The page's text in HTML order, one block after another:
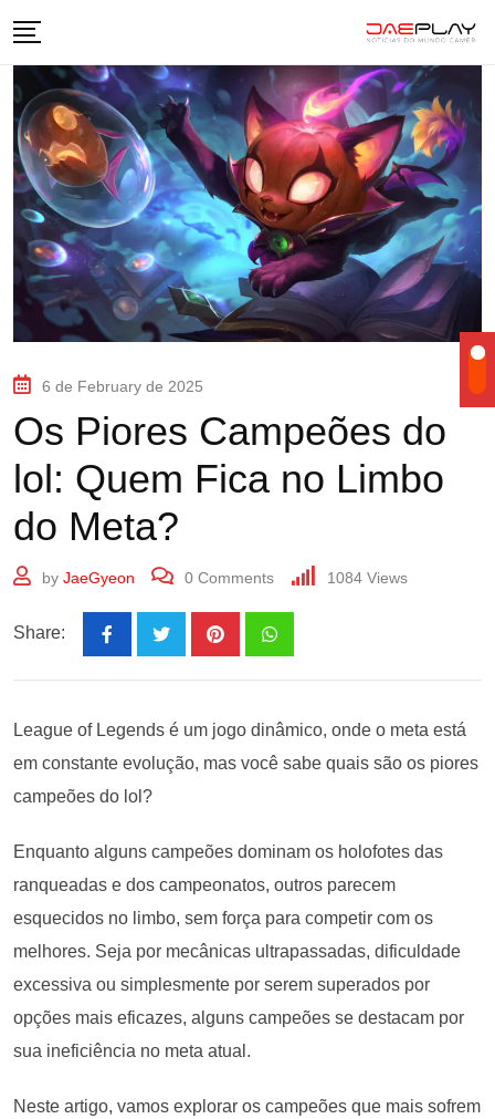
6 de February de 2025
Os Piores Campeões do
lol: Quem Fica no Limbo
do Meta?
by JaeGyeon 0 Comments 1084 Views
Share:
League of Legends é um jogo dinâmico, onde o meta está
em constante evolução, mas você sabe quais são os piores
campeões do lol?
Enquanto alguns campeões dominam os holofotes das
ranqueadas e dos campeonatos, outros parecem
esquecidos no limbo, sem força para competir com os
melhores. Seja por mecânicas ultrapassadas, dificuldade
excessiva ou simplesmente por serem superados por
opções mais eficazes, alguns campeões se destacam por
sua ineficiência no meta atual.
Neste artigo, vamos explorar os campeões que mais sofrem